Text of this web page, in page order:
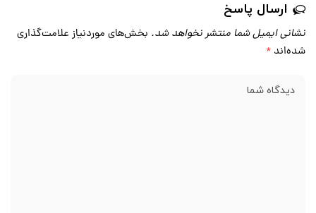
ارسال پاسخ
نشانی ایمیل شما منتشر نخواهد شد. بخش‌های موردنیاز علامت‌گذاری
شده‌اند *